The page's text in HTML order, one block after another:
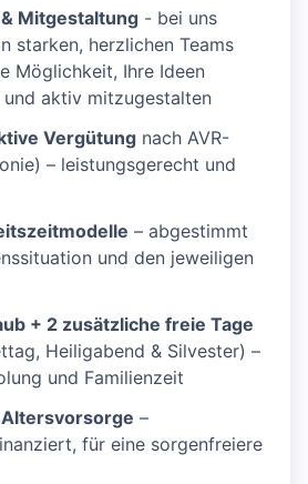
Mitgestaltung - bei uns
starken, herzlichen Teams
Möglichkeit, Ihre Ideen
und aktiv mitzugestalten
Vergütung nach AVR-
– leistungsgerecht und
– abgestimmt
und den jeweiligen
+ 2 zusätzliche freie Tage
Heiligabend & Silvester) –
und Familienzeit
–
für eine sorgenfreiere